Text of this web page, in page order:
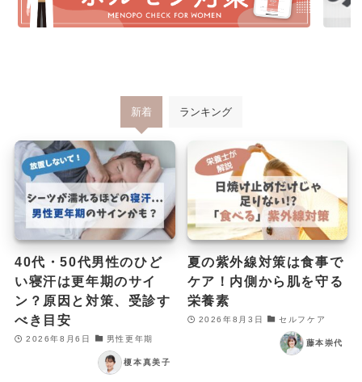
新着 ランキング
40代・50代男性のひど
い寝汗は更年期のサイ
ン？原因と対策、受診す
べき目安
2026年8月6日 男性更年期
榎本真美子
夏の紫外線対策は食事で
ケア！内側から肌を守る
栄養素
2026年8月3日 セルフケア
藤本崇代